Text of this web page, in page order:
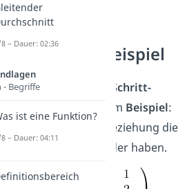
— Beispiel
die
Schritt-für-Schritt-
direkt an einem Beispiel:
welche Lagebeziehung die
g und h zueinander haben.
– Dauer: 02:36
Begriffe
ist eine Funktion?
– Dauer: 04:11